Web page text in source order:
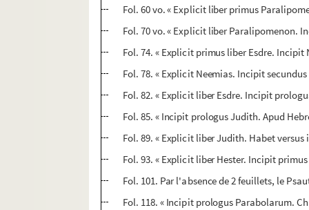
Fol. 60 vo. « Explicit liber primus
Fol. 70 vo. « Explicit liber Paralipomenon.
Fol. 74. « Explicit primus liber Esdre. Incipit
Fol. 78. « Explicit Neemias. Incipit
Fol. 82. « Explicit liber Esdre. Incipit
Fol. 85. « Incipit prologus Judith. Apud
Fol. 89. « Explicit liber Judith. Habet
Fol. 93. « Explicit liber Hester. Incipit
Fol. 101. Par l'absence de 2 feuillets, le
Fol. 118. « Incipit prologus Parabolarum.